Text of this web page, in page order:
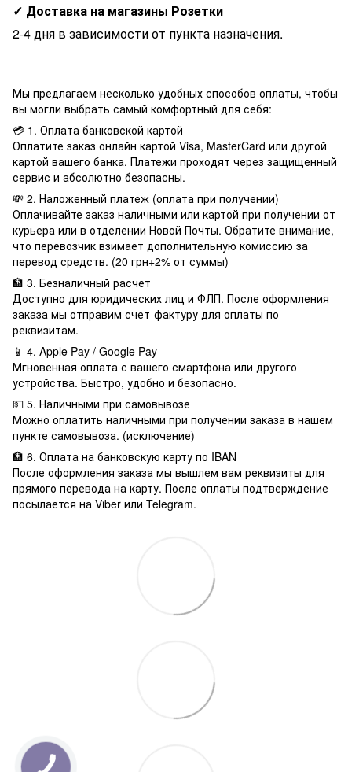
✓ Доставка на магазины Розетки
2-4 дня в зависимости от пункта назначения.
Мы предлагаем несколько удобных способов оплаты, чтобы
вы могли выбрать самый комфортный для себя:
💳 1. Оплата банковской картой
Оплатите заказ онлайн картой Visa, MasterCard или другой
картой вашего банка. Платежи проходят через защищенный
сервис и абсолютно безопасны.
💸 2. Наложенный платеж (оплата при получении)
Оплачивайте заказ наличными или картой при получении от
курьера или в отделении Новой Почты. Обратите внимание,
что перевозчик взимает дополнительную комиссию за
перевод средств. (20 грн+2% от суммы)
🏦 3. Безналичный расчет
Доступно для юридических лиц и ФЛП. После оформления
заказа мы отправим счет-фактуру для оплаты по
реквизитам.
📱 4. Apple Pay / Google Pay
Мгновенная оплата с вашего смартфона или другого
устройства. Быстро, удобно и безопасно.
💵 5. Наличными при самовывозе
Можно оплатить наличными при получении заказа в нашем
пункте самовывоза. (исключение)
🏦 6. Оплата на банковскую карту по IBAN
После оформления заказа мы вышлем вам реквизиты для
прямого перевода на карту. После оплаты подтверждение
посылается на Viber или Telegram.